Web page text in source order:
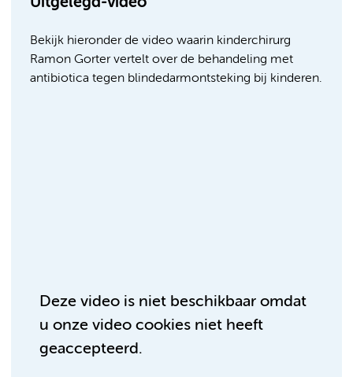
Bekijk hieronder de video waarin kinderchirurg
Ramon Gorter vertelt over de behandeling met
antibiotica tegen blindedarmontsteking bij kinderen.
Deze video is niet beschikbaar omdat
u onze video cookies niet heeft
geaccepteerd.